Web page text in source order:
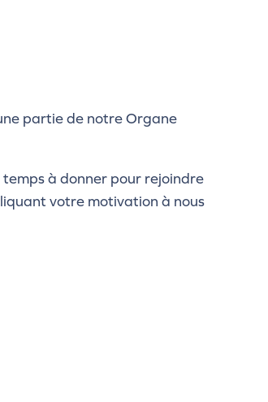
partie de notre Organe
temps à donner pour rejoindre
votre motivation à nous